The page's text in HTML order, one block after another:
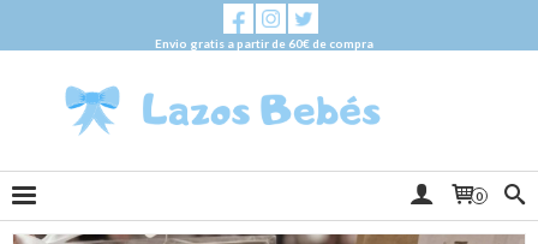
Envio gratis a partir de 60€ de compra
0